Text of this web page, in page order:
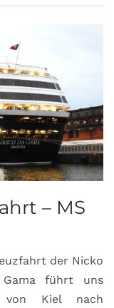
– MS
der Nicko
führt uns
von Kiel nach